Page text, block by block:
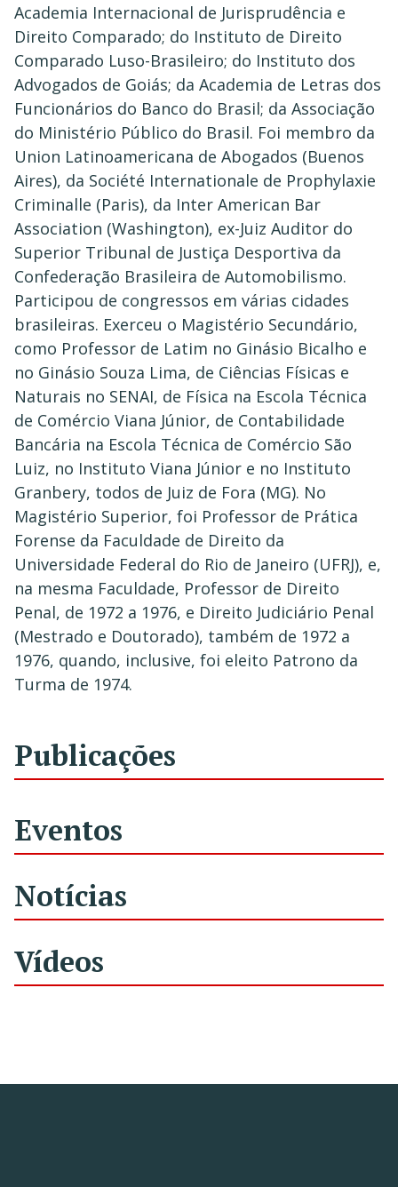
Academia Internacional de Jurisprudência e
Direito Comparado; do Instituto de Direito
Comparado Luso-Brasileiro; do Instituto dos
Advogados de Goiás; da Academia de Letras dos
Funcionários do Banco do Brasil; da Associação
do Ministério Público do Brasil. Foi membro da
Union Latinoamericana de Abogados (Buenos
Aires), da Société Internationale de Prophylaxie
Criminalle (Paris), da Inter American Bar
Association (Washington), ex-Juiz Auditor do
Superior Tribunal de Justiça Desportiva da
Confederação Brasileira de Automobilismo.
Participou de congressos em várias cidades
brasileiras. Exerceu o Magistério Secundário,
como Professor de Latim no Ginásio Bicalho e
no Ginásio Souza Lima, de Ciências Físicas e
Naturais no SENAI, de Física na Escola Técnica
de Comércio Viana Júnior, de Contabilidade
Bancária na Escola Técnica de Comércio São
Luiz, no Instituto Viana Júnior e no Instituto
Granbery, todos de Juiz de Fora (MG). No
Magistério Superior, foi Professor de Prática
Forense da Faculdade de Direito da
Universidade Federal do Rio de Janeiro (UFRJ), e,
na mesma Faculdade, Professor de Direito
Penal, de 1972 a 1976, e Direito Judiciário Penal
(Mestrado e Doutorado), também de 1972 a
1976, quando, inclusive, foi eleito Patrono da
Turma de 1974.
Publicações
Eventos
Notícias
Vídeos